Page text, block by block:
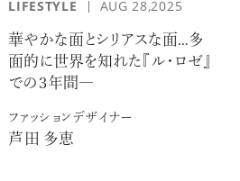
LIFESTYLE AUG 28,2025
華やかな面とシリアスな面…多
面的に世界を知れた『ル・ロゼ』
での３年間―
ファッションデザイナー
芦田 多恵